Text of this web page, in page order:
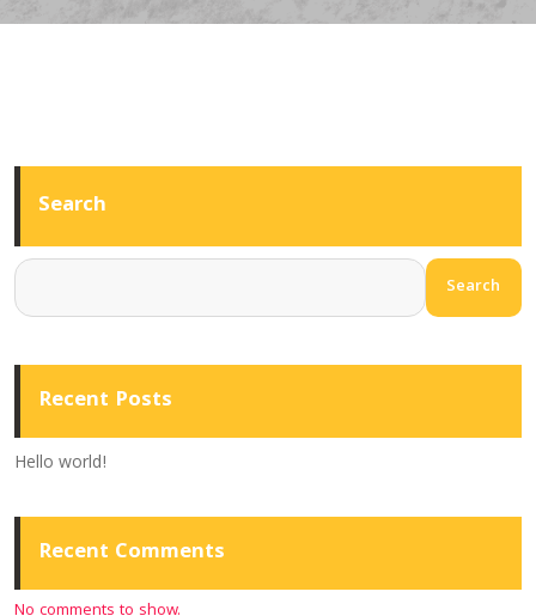
Search
Search
Recent Posts
Hello world!
Recent Comments
No comments to show.